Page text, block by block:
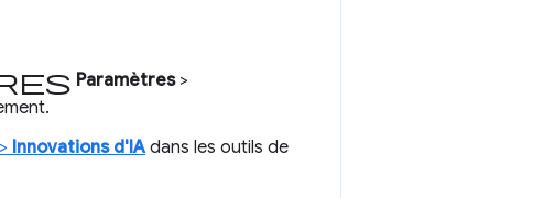
Paramètres>
Innovations d'IA dans les outils de